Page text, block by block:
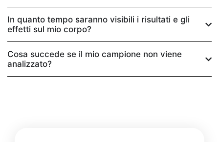
In quanto tempo saranno visibili i risultati e gli
effetti sul mio corpo?
Cosa succede se il mio campione non viene
analizzato?